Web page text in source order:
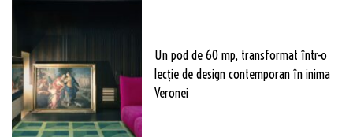
Un pod de 60 mp, transformat într-o
lecție de design contemporan în inima
Veronei